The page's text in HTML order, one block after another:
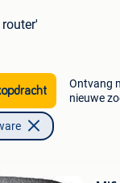
Ontvang
nieuwe